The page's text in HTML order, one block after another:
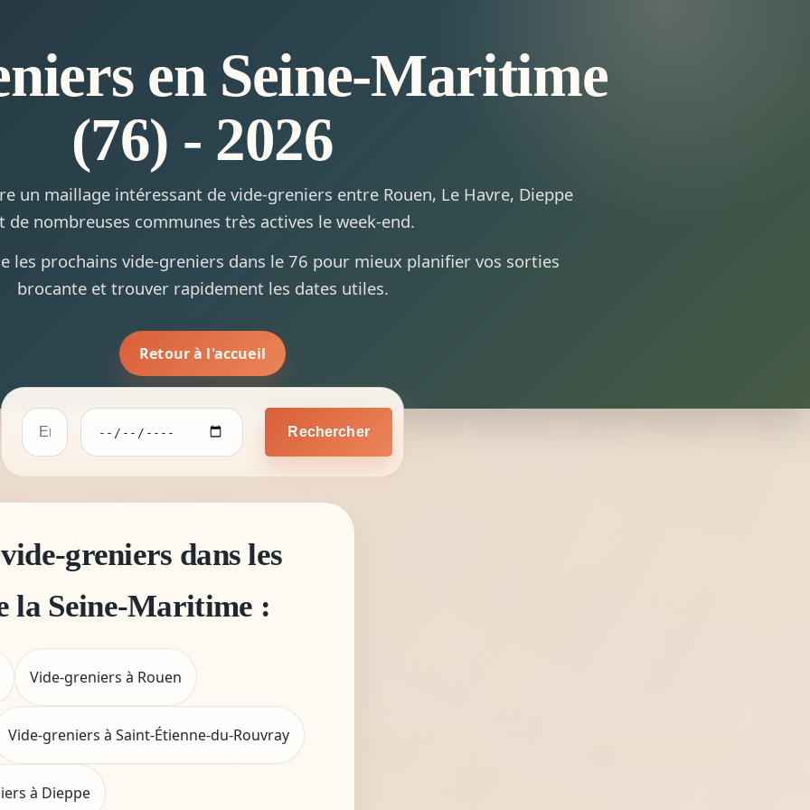
en Seine-Maritime
(76) - 2026
un maillage intéressant de vide-greniers entre Rouen, Le Havre, Dieppe
de nombreuses communes très actives le week-end.
les prochains vide-greniers dans le 76 pour mieux planifier vos sorties
brocante et trouver rapidement les dates utiles.
Retour à l'accueil
Rechercher
greniers dans les
la Seine-Maritime :
Vide-greniers à Rouen
Vide-greniers à Saint-Étienne-du-Rouvray
à Dieppe